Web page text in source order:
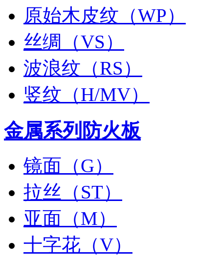
原始木皮纹（WP）
丝绸（VS）
波浪纹（RS）
竖纹（H/MV）
金属系列防火板
镜面（G）
拉丝（ST）
亚面（M）
十字花（V）